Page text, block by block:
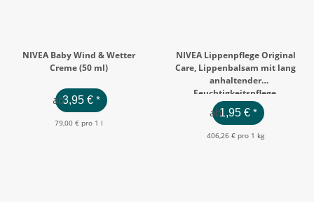
NIVEA Baby Wind & Wetter
Creme (50 ml)
ab3,95 €*
79,00 € pro 1 l
NIVEA Lippenpflege Original
Care, Lippenbalsam mit lang
anhaltender
Feuchtigkeitspflege,
Declaration: english (4.8 g)
ab1,95 €*
406,26 € pro 1 kg